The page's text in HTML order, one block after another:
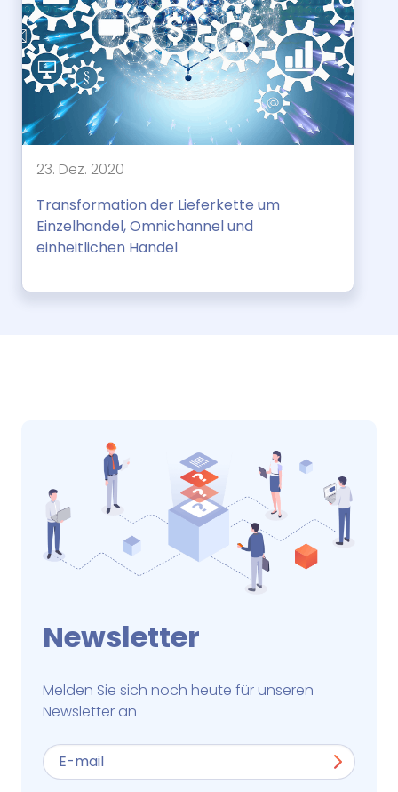
23. Dez. 2020
Transformation der Lieferkette um
Einzelhandel, Omnichannel und
einheitlichen Handel
Newsletter
Melden Sie sich noch heute für unseren
Newsletter an